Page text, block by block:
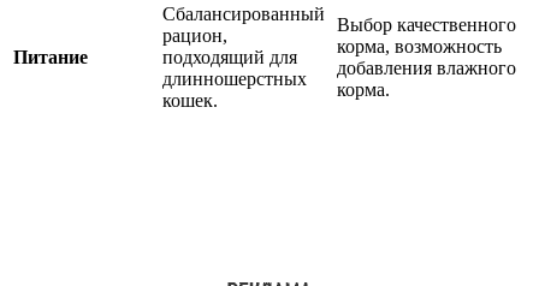
Питание
Сбалансированный
рацион,
подходящий для
длинношерстных
кошек.
Выбор качественного
корма, возможность
добавления влажного
корма.